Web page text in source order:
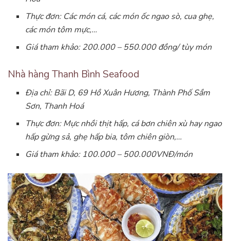
Thực đơn: Các món cá, các món ốc ngao sò, cua ghẹ,
các món tôm mực,…
Giá tham khảo: 200.000 – 550.000 đồng/ tùy món
Nhà hàng Thanh Bình Seafood
Địa chỉ: Bãi D, 69 Hồ Xuân Hương, Thành Phố Sầm
Sơn, Thanh Hoá
Thực đơn: Mực nhồi thịt hấp, cá bơn chiên xù hay ngao
hấp gừng sả, ghẹ hấp bia, tôm chiên giòn,…
Giá tham khảo: 100.000 – 500.000VNĐ/món